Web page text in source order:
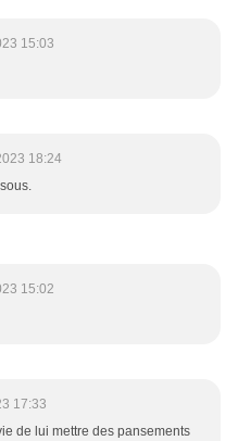
15:03
18:24
15:02
17:33
de lui mettre des pansements